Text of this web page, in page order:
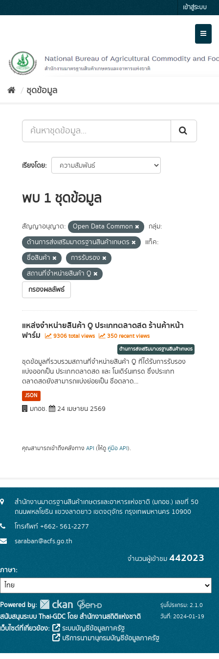
to
เข้าสู่ระบบ
ชุดข้อมูล
เรียงโดย
พบ 1 ชุดข้อมูล
สัญญาอนุญาต: Open Data Common
กลุ่ม:
ด้านการส่งเสริมมาตรฐานสินค้าเกษตร
แท็ค:
ชื่อสินค้า
การรับรอง
สถานที่จำหน่ายสินค้า Q
กรองผลลัพธ์
แหล่งจำหน่ายสินค้า Q ประเภทตลาดสด ร้านค้าหน้า
ฟาร์ม 9306 total views 350 recent views
ด้านการส่งเสริมมาตรฐานสินค้าเกษตร
ชุดข้อมูลที่รวบรวมสถานที่จำหน่ายสินค้า Q ที่ได้รับการรับรอง
แบ่งออกเป็น ประเภทตลาดสด และ โมเดิร์นเทรด ซึ่งประเภท
ตลาดสดยังสามารถแบ่งย่อยเป็น ชื่อตลาด...
JSON
มกอช. 24 เมษายน 2569
คุณสามารถเข้าถึงคลังทาง API (ให้ดู คู่มือ API).
สำนักงานมาตรฐานสินค้าเกษตรและอาหารแห่งชาติ (มกอช.) เลขที่ 50
ถนนพหลโยธิน แขวงลาดยาว เขตจตุจักร กรุงเทพมหานคร 10900
โทรศัพท์ +662- 561-2277
saraban@acfs.go.th
จำนวนผู้เข้าชม 442023
ภาษา
Powered by:
สนับสนุนระบบ Thai-GDC โดย สำนักงานสถิติแห่งชาติ
เว็บไซต์ที่เกี่ยวข้อง:
ระบบบัญชีข้อมูลภาครัฐ
บริการนามานุกรมบัญชีข้อมูลภาครัฐ
รุ่นโปรแกรม: 2.1.0
วันที่: 2024-01-19